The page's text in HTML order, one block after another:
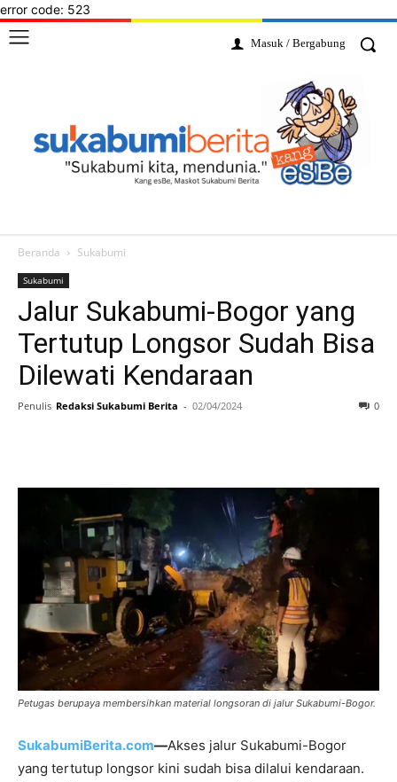
error code: 523
Masuk / Bergabung
Beranda Sukabumi
Sukabumi
Jalur Sukabumi-Bogor yang
Tertutup Longsor Sudah Bisa
Dilewati Kendaraan
Penulis Redaksi Sukabumi Berita - 02/04/2024 0
Petugas berupaya membersihkan material longsoran di jalur Sukabumi-Bogor.
SukabumiBerita.com—Akses jalur Sukabumi-Bogor
yang tertutup longsor kini sudah bisa dilalui kendaraan.